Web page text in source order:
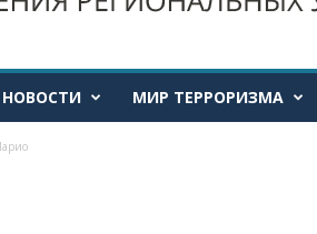
НОВОСТИ МИР ТЕРРОРИЗМА